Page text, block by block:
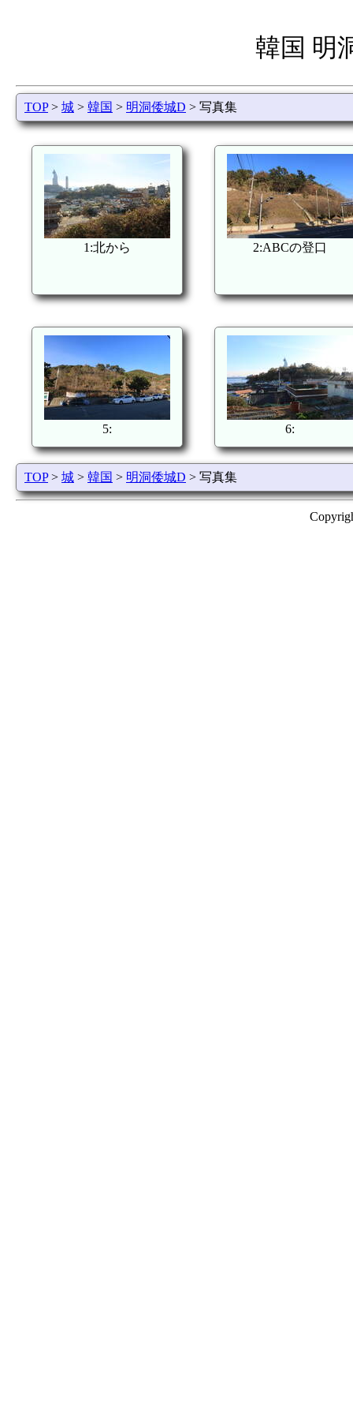
韓国 明
TOP> 城 > 韓国 > 明洞倭城D > 写真集
1:北から 2:ABCの登口
5: 6:
TOP> 城 > 韓国 > 明洞倭城D > 写真集